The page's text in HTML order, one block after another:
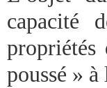
capacité
propriétés
poussé »